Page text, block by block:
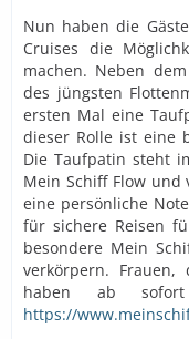
Nun haben die
Cruises die
machen. Neben
des jüngsten
ersten Mal eine
dieser Rolle ist eine
Die Taufpatin steht
Mein Schiff Flow
eine persönliche
für sichere Reisen
besondere Mein
verkörpern.
haben ab
https://